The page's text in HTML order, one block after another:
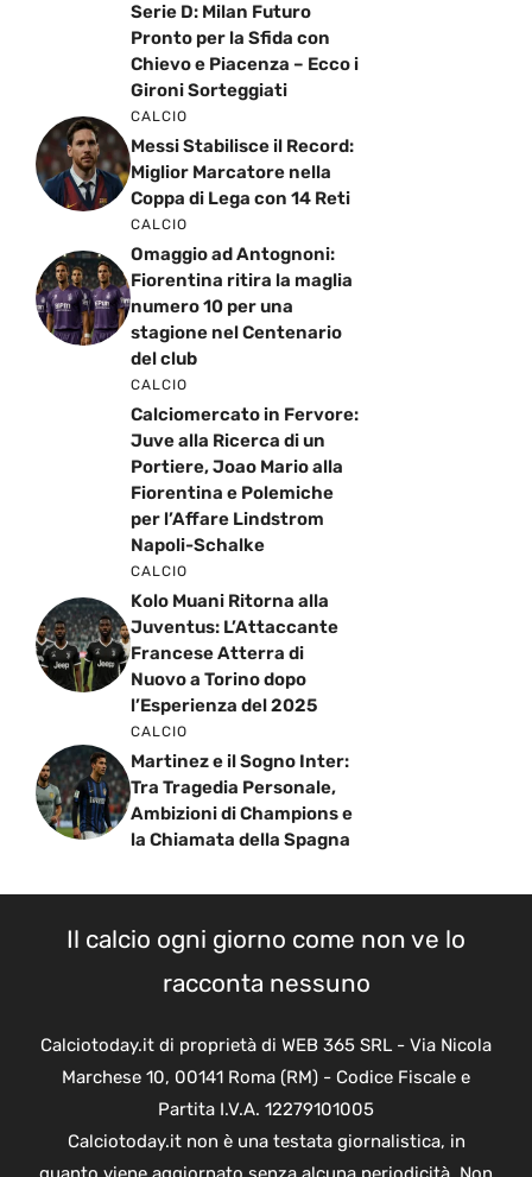
Serie D: Milan Futuro
Pronto per la Sfida con
Chievo e Piacenza – Ecco i
Gironi Sorteggiati
CALCIO
Messi Stabilisce il Record:
Miglior Marcatore nella
Coppa di Lega con 14 Reti
CALCIO
Omaggio ad Antognoni:
Fiorentina ritira la maglia
numero 10 per una
stagione nel Centenario
del club
CALCIO
Calciomercato in Fervore:
Juve alla Ricerca di un
Portiere, Joao Mario alla
Fiorentina e Polemiche
per l’Affare Lindstrom
Napoli-Schalke
CALCIO
Kolo Muani Ritorna alla
Juventus: L’Attaccante
Francese Atterra di
Nuovo a Torino dopo
l’Esperienza del 2025
CALCIO
Martinez e il Sogno Inter:
Tra Tragedia Personale,
Ambizioni di Champions e
la Chiamata della Spagna
Il calcio ogni giorno come non ve lo
racconta nessuno
Calciotoday.it di proprietà di WEB 365 SRL - Via Nicola
Marchese 10, 00141 Roma (RM) - Codice Fiscale e
Partita I.V.A. 12279101005
Calciotoday.it non è una testata giornalistica, in